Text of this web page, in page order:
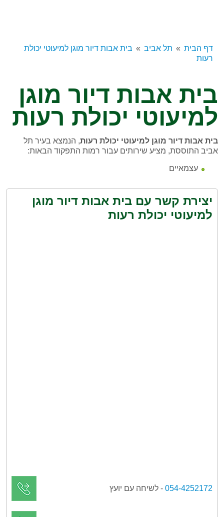
דף הבית תל אביב
בית אבות דיור מוגן למיעוטי יכולת
רעות
בית אבות דיור מוגן
למיעוטי יכולת רעות
בית אבות דיור מוגן למיעוטי יכולת רעות, הנמצא בעיר תל
אביב התוססת, מציע שירותים עבור רמות התפקוד הבאות:
עצמאיים
יצירת קשר עם בית אבות דיור מוגן
למיעוטי יכולת רעות
054-4252172 - לשיחה עם יועץ